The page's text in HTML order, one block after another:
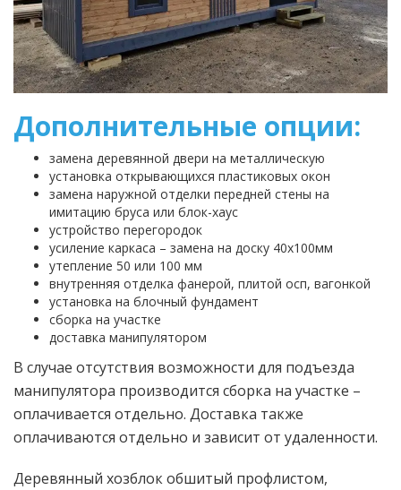
Дополнительные опции:
замена деревянной двери на металлическую
установка открывающихся пластиковых окон
замена наружной отделки передней стены на
имитацию бруса или блок-хаус
устройство перегородок
усиление каркаса – замена на доску 40х100мм
утепление 50 или 100 мм
внутренняя отделка фанерой, плитой осп, вагонкой
установка на блочный фундамент
сборка на участке
доставка манипулятором
В случае отсутствия возможности для подъезда
манипулятора производится сборка на участке –
оплачивается отдельно. Доставка также
оплачиваются отдельно и зависит от удаленности.
Деревянный хозблок обшитый профлистом,